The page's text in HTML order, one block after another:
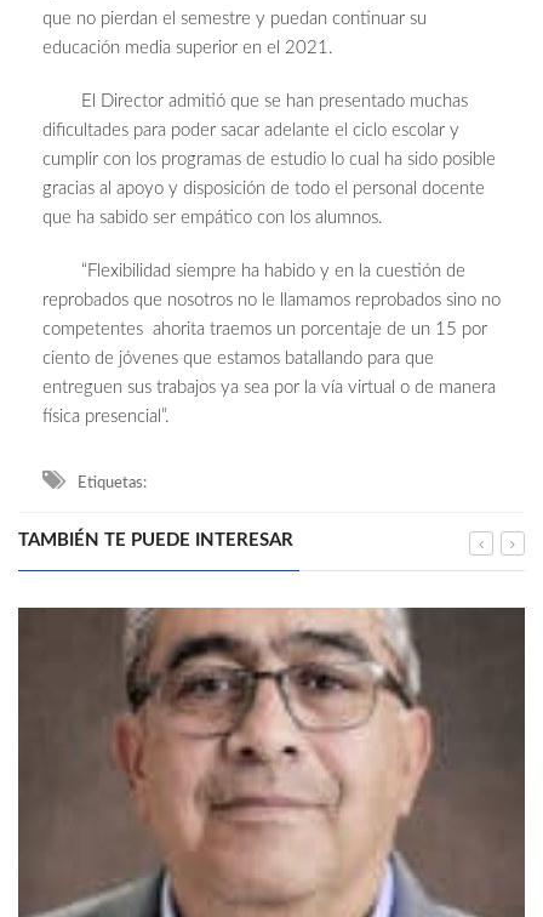
que no pierdan el semestre y puedan continuar su
educación media superior en el 2021.
El Director admitió que se han presentado muchas
dificultades para poder sacar adelante el ciclo escolar y
cumplir con los programas de estudio lo cual ha sido posible
gracias al apoyo y disposición de todo el personal docente
que ha sabido ser empático con los alumnos.
“Flexibilidad siempre ha habido y en la cuestión de
reprobados que nosotros no le llamamos reprobados sino no
competentes ahorita traemos un porcentaje de un 15 por
ciento de jóvenes que estamos batallando para que
entreguen sus trabajos ya sea por la vía virtual o de manera
física presencial”.
Etiquetas:
TAMBIÉN TE PUEDE INTERESAR